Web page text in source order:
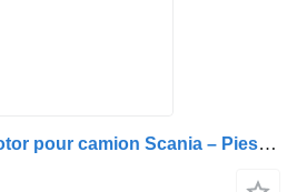
Culasse Chiuloasă motor pour camion Scania – Piese de schimb auto